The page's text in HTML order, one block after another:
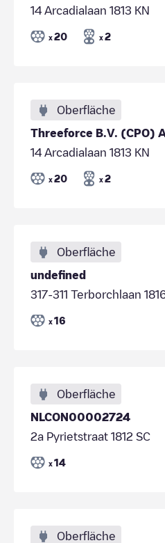
14 Arcadialaan 1813 KN
x 20 x 2
Oberfläche
Threeforce B.V. (CPO)
14 Arcadialaan 1813 KN
x 20 x 2
Oberfläche
undefined
317-311 Terborchlaan
x 16
Oberfläche
NLCON00002724
2a Pyrietstraat 1812 SC
x 14
Oberfläche